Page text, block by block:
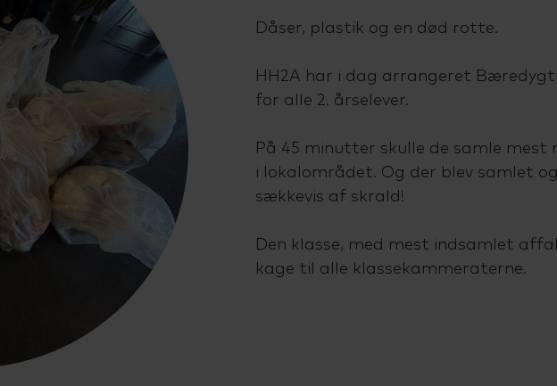
Dåser, plastik og en død rotte.
HH2A har i dag arrangeret
for alle 2. årselever.
På 45 minutter skulle de samle
i lokalområdet. Og der blev samlet
sækkevis af skrald!
Den klasse, med mest indsamlet
kage til alle klassekammeraterne.